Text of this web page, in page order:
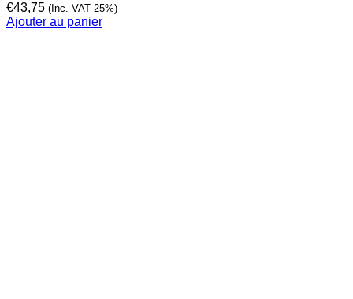
€43,75 (Inc. VAT 25%)
Ajouter au panier